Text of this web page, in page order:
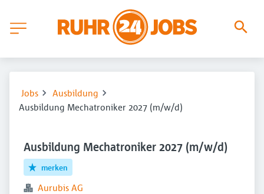
Jobs
Ausbildung
Ausbildung Mechatroniker 2027 (m/w/d)
Ausbildung Mechatroniker 2027 (m/w/d)
merken
Aurubis AG